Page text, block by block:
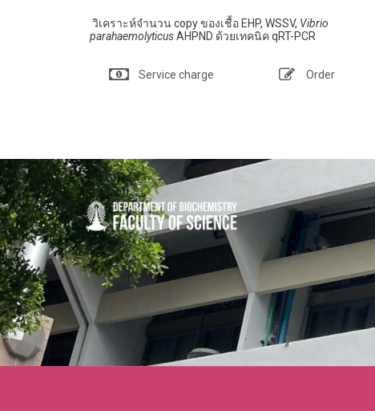
วิเคราะห์จำนวน copy ของเชื้อ EHP, WSSV, Vibrio
parahaemolyticusAHPND ด้วยเทคนิค qRT-PCR
Service charge Order